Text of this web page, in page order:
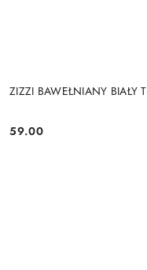
ZIZZI BAWEŁNIANY BIAŁY
Cena:
59.00